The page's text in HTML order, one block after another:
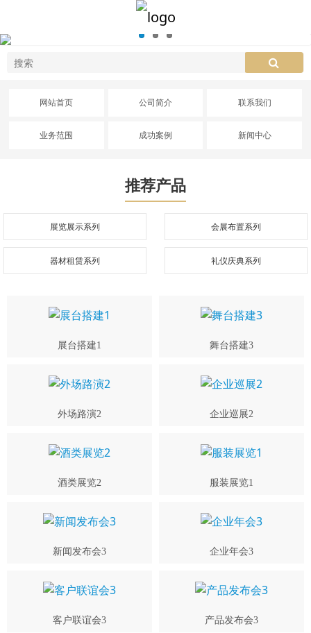
网站首页 公司简介 联系我们
业务范围 成功案例 新闻中心
推荐产品
展览展示系列 会展布置系列
器材租赁系列 礼仪庆典系列
展台搭建1 舞台搭建3
外场路演2 企业巡展2
酒类展览2 服装展览1
新闻发布会3 企业年会3
客户联谊会3 产品发布会3